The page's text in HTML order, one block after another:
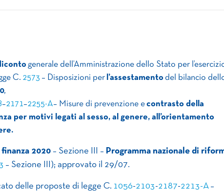
generale dell’Amministrazione dello Stato per
C. 2573 – Disposizioni per l’assestamento del bilancio
,
–2171–2255-A– Misure di prevenzione econtrasto della
per motivi legati al sesso, al genere, all’orientamento
2020 – Sezione III – Programma nazionale di
– Sezione III); approvato il 29/07.
delle proposte di legge C. 1056​-2103​-2187​-2213-A –